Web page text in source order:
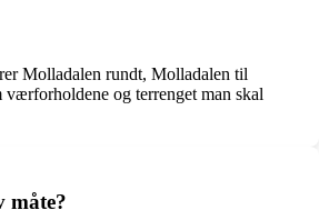
Molladalen rundt, Molladalen til
og terrenget man skal
måte?